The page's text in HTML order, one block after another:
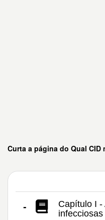
Curta a página do Qual CID
-
Capítulo I -